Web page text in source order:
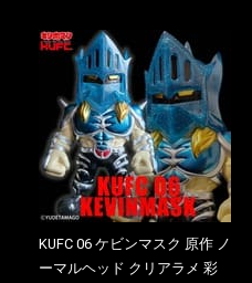
KUFC 06 ケビンマスク 原作 ノ
ーマルヘッド クリアラメ 彩